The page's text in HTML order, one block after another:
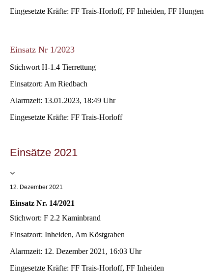
Eingesetzte Kräfte: FF Trais-Horloff, FF Inheiden, FF Hungen
Einsatz Nr 1/2023
Stichwort H-1.4 Tierrettung
Einsatzort: Am Riedbach
Alarmzeit: 13.01.2023, 18:49 Uhr
Eingesetzte Kräfte: FF Trais-Horloff
Einsätze 2021
12. Dezember 2021
Einsatz Nr. 14/2021
Stichwort: F 2.2 Kaminbrand
Einsatzort: Inheiden, Am Köstgraben
Alarmzeit: 12. Dezember 2021, 16:03 Uhr
Eingesetzte Kräfte: FF Trais-Horloff, FF Inheiden